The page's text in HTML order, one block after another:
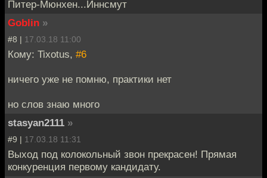
Питер-Мюнхен...Иннсмут
Goblin »
#8 | 17.03.18 11:00
Кому: Tixotus, #6
ничего уже не помню, практики нет
но слов знаю много
stasyan2111 »
#9 | 17.03.18 11:31
Выход под колокольный звон прекрасен! Прямая
конкуренция первому кандидату.